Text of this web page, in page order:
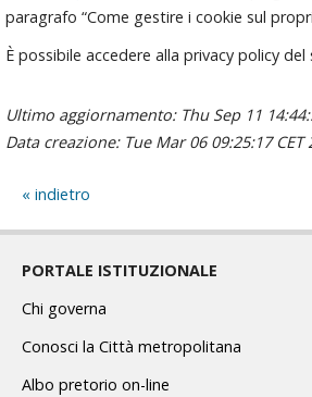
paragrafo “Come gestire i cookie sul
È possibile accedere alla privacy policy del
Ultimo aggiornamento: Thu Sep 11
Data creazione: Tue Mar 06 09:25:17 CET
indietro
PORTALE ISTITUZIONALE
Chi governa
Conosci la Città metropolitana
Albo pretorio on-line